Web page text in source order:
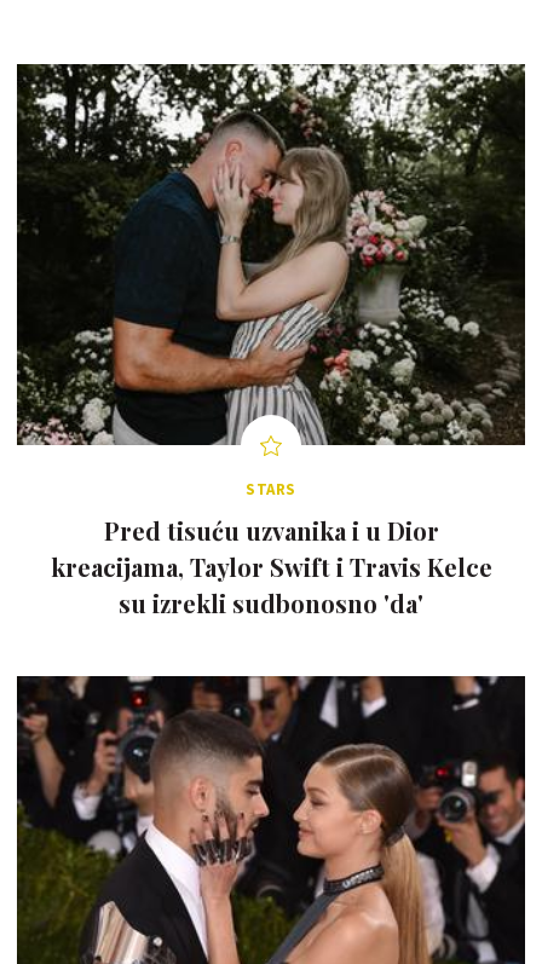
STARS
Pred tisuću uzvanika i u Dior
kreacijama, Taylor Swift i Travis Kelce
su izrekli sudbonosno 'da'